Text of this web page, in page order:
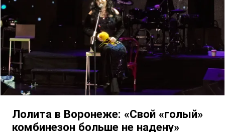
Лолита в Воронеже: «Свой «голый»
комбинезон больше не надену»